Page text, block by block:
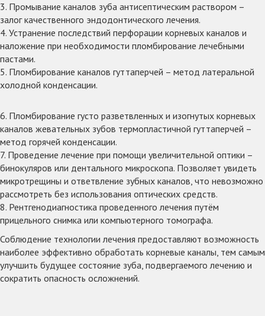
3. Промывание каналов зуба антисептическим раствором –
залог качественного эндодонтического лечения.
4. Устранение последствий перфорации корневых каналов и
наложение при необходимости пломбирование лечебными
пастами.
5. Пломбирование каналов гуттаперчей – метод латеральной
холодной конденсации.
6. Пломбирование густо разветвленных и изогнутых корневых
каналов жевательных зубов термопластичной гуттаперчей –
метод горячей конденсации.
7. Проведение лечение при помощи увеличительной оптики –
бинокуляров или дентального микроскопа. Позволяет увидеть
микротрещины и ответвление зубных каналов, что невозможно
рассмотреть без использования оптических средств.
8. Рентгенодиагностика проведенного лечения путём
прицельного снимка или компьютерного томографа.
Соблюдение технологии лечения предоставляют возможность
наиболее эффективно обработать корневые каналы, тем самым
улучшить будущее состояние зуба, подвергаемого лечению и
сократить опасность осложнений.